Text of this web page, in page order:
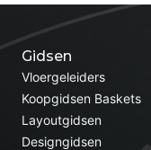
Gidsen
Vloergeleiders
Koopgidsen Baskets
Layoutgidsen
Designgidsen